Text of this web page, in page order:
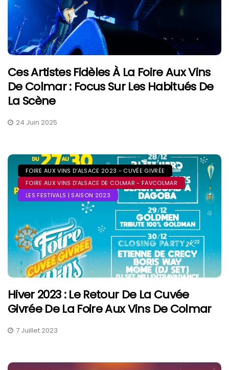
Ces Artistes Fidèles À La Foire Aux Vins
De Colmar : Focus Sur Les Habitués De
La Scène
24 Juin 2025
FOIRE AUX VINS D'ALSACE 2023 - CUVÉE GIVRÉE
FOIRE AUX VINS D'ALSACE DE COLMAR - FAVCOLMAR
LES FESTIVALS | SAISON 2023
Hiver 2023 : Le Retour De La Cuvée
Givrée De La Foire Aux Vins De Colmar
7 Juillet 2023